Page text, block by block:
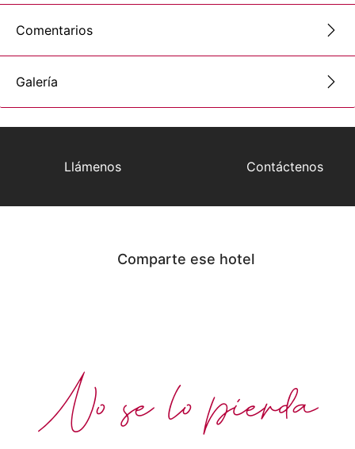
Comentarios
Galería
Llámenos Contáctenos
Comparte ese hotel
No se lo pierda